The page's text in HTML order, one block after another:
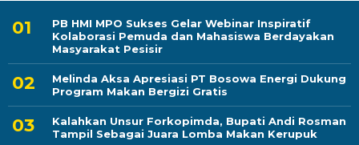
PB HMI MPO Sukses Gelar Webinar Inspiratif
Kolaborasi Pemuda dan Mahasiswa Berdayakan
Masyarakat Pesisir
Melinda Aksa Apresiasi PT Bosowa Energi Dukung
Program Makan Bergizi Gratis
Kalahkan Unsur Forkopimda, Bupati Andi Rosman
Tampil Sebagai Juara Lomba Makan Kerupuk